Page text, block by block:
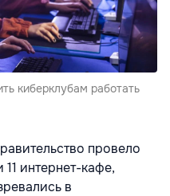
киберклубам работать
провело
интернет-кафе,
в